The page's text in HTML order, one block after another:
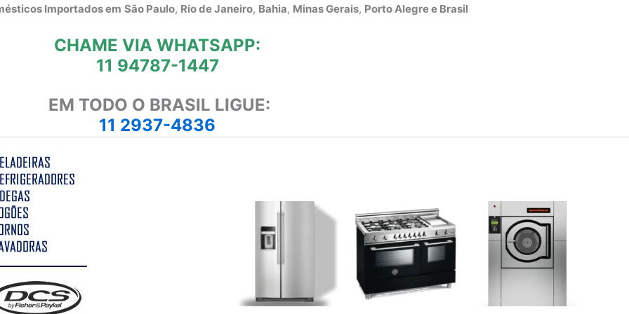
Importados em São Paulo, Rio de Janeiro, Bahia, Minas Gerais, Porto Alegre e Brasil
CHAME VIA WHATSAPP:
11 94787-1447
EM TODO O BRASIL LIGUE:
11 2937-4836